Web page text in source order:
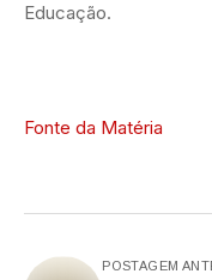
Educação.
Fonte da Matéria
POSTAGEM